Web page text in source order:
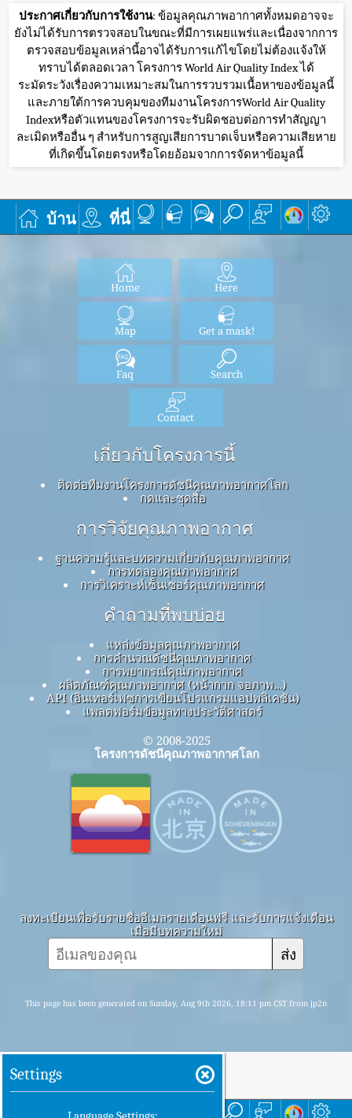
ประกาศเกี่ยวกับการใช้งาน: ข้อมูลคุณภาพอากาศทั้งหมดอาจจะ
ยังไม่ได้รับการตรวจสอบในขณะที่มีการเผยแพร่และเนื่องจากการ
ตรวจสอบข้อมูลเหล่านี้อาจได้รับการแก้ไขโดยไม่ต้องแจ้งให้
ทราบได้ตลอดเวลา โครงการ World Air Quality Index ได้
ระมัดระวังเรื่องความเหมาะสมในการรวบรวมเนื้อหาของข้อมูลนี้
และภายใต้การควบคุมของทีมงานโครงการWorld Air Quality
Indexหรือตัวแทนของโครงการจะรับผิดชอบต่อการทำสัญญา
ละเมิดหรืออื่น ๆ สำหรับการสูญเสียการบาดเจ็บหรือความเสียหาย
ที่เกิดขึ้นโดยตรงหรือโดยอ้อมจากการจัดหาข้อมูลนี้
บ้าน ที่นี่
Home Here
Map Get a mask!
Faq Search
Contact
เกี่ยวกับโครงการนี้
ติดต่อทีมงานโครงการดัชนีคุณภาพอากาศโลก
กดและชุดสื่อ
การวิจัยคุณภาพอากาศ
ฐานความรู้และบทความเกี่ยวกับคุณภาพอากาศ
การทดลองคุณภาพอากาศ
การวิเคราะห์เซ็นเซอร์คุณภาพอากาศ
คำถามที่พบบ่อย
แหล่งข้อมูลคุณภาพอากาศ
การคำนวณดัชนีคุณภาพอากาศ
การพยากรณ์คุณภาพอากาศ
ผลิตภัณฑ์คุณภาพอากาศ (หน้ากาก จอภาพ…)
API (อินเทอร์เฟซการเขียนโปรแกรมแอปพลิเคชัน)
แพลตฟอร์มข้อมูลทางประวัติศาสตร์
© 2008-2025
โครงการดัชนีคุณภาพอากาศโลก
ลงทะเบียนเพื่อรับรายชื่ออีเมลรายเดือนฟรี และรับการแจ้งเตือน
เมื่อมีบทความใหม่
ส่ง
This page has been generated on Sunday, Aug 9th 2026, 18:11 pm CST from jp2n
Settings